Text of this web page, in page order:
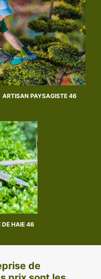
ARTISAN PAYSAGISTE 46
DE HAIE 46
de